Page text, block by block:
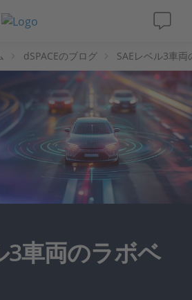
製品dSPACEのブログ SAEレベル3車
3車両のラボベ